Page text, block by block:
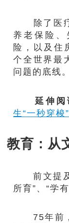
除了医疗
养老保险
险，以及住
个全世界最
问题的底线。
延伸阅
生“一秒穿梭
教育：从
前文提及
所育”、“学
75年前，